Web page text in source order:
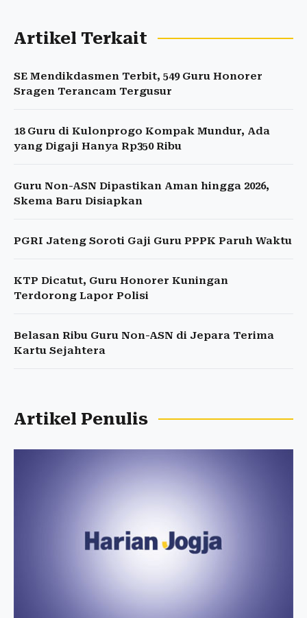
Artikel Terkait
SE Mendikdasmen Terbit, 549 Guru Honorer
Sragen Terancam Tergusur
18 Guru di Kulonprogo Kompak Mundur, Ada
yang Digaji Hanya Rp350 Ribu
Guru Non-ASN Dipastikan Aman hingga 2026,
Skema Baru Disiapkan
PGRI Jateng Soroti Gaji Guru PPPK Paruh Waktu
KTP Dicatut, Guru Honorer Kuningan
Terdorong Lapor Polisi
Belasan Ribu Guru Non-ASN di Jepara Terima
Kartu Sejahtera
Artikel Penulis